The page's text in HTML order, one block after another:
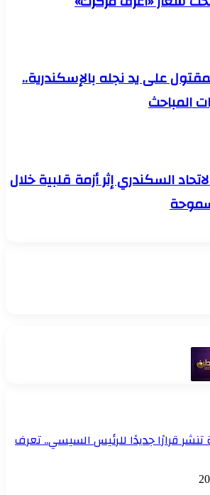
على يد نجله بالإسكندرية..
المباحث
السكندري إثر أزمة قلبية خلال
سموحة
تنشر قرارًا جديدًا للرئيس السيسي.. تعرف